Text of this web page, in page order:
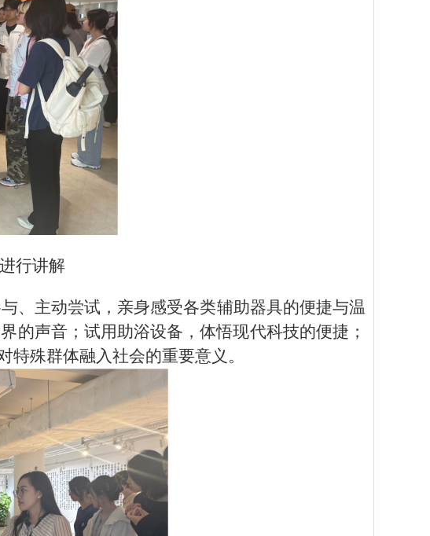
行讲解
、主动尝试，亲身感受各类辅助器具的便捷与温
的声音；试用助浴设备，体悟现代科技的便捷；
殊群体融入社会的重要意义。